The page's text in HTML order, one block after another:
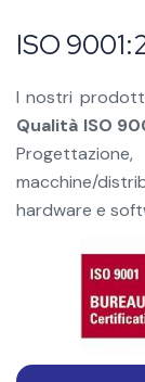
ISO
I nostri
Qualità ISO
macchine/
hardware e